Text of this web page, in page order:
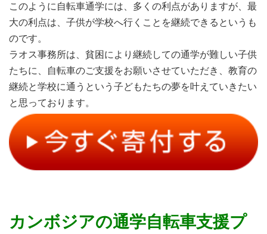
このように自転車通学には、多くの利点がありますが、最
大の利点は、子供が学校へ行くことを継続できるというも
のです。
ラオス事務所は、貧困により継続しての通学が難しい子供
たちに、自転車のご支援をお願いさせていただき、教育の
継続と学校に通うという子どもたちの夢を叶えていきたい
と思っております。
カンボジアの通学自転車支援プ